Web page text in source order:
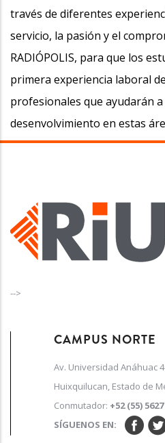
través de diferentes
servicio, la pasión y el
RADIÓPOLIS, para que los
primera experiencia laboral
profesionales que ayudarán
desenvolvimiento en estas
-->
CAMPUS NORTE
Av. Universidad Anáhuac
Huixquilucan, Estado de
Conmutador: +52 (55)
SÍGUENOS EN: